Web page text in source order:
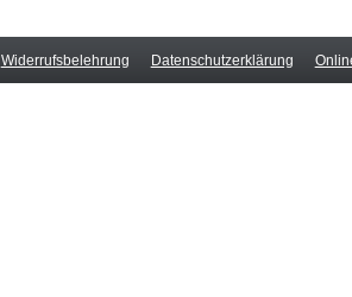
Widerrufsbelehrung Datenschutzerklärung